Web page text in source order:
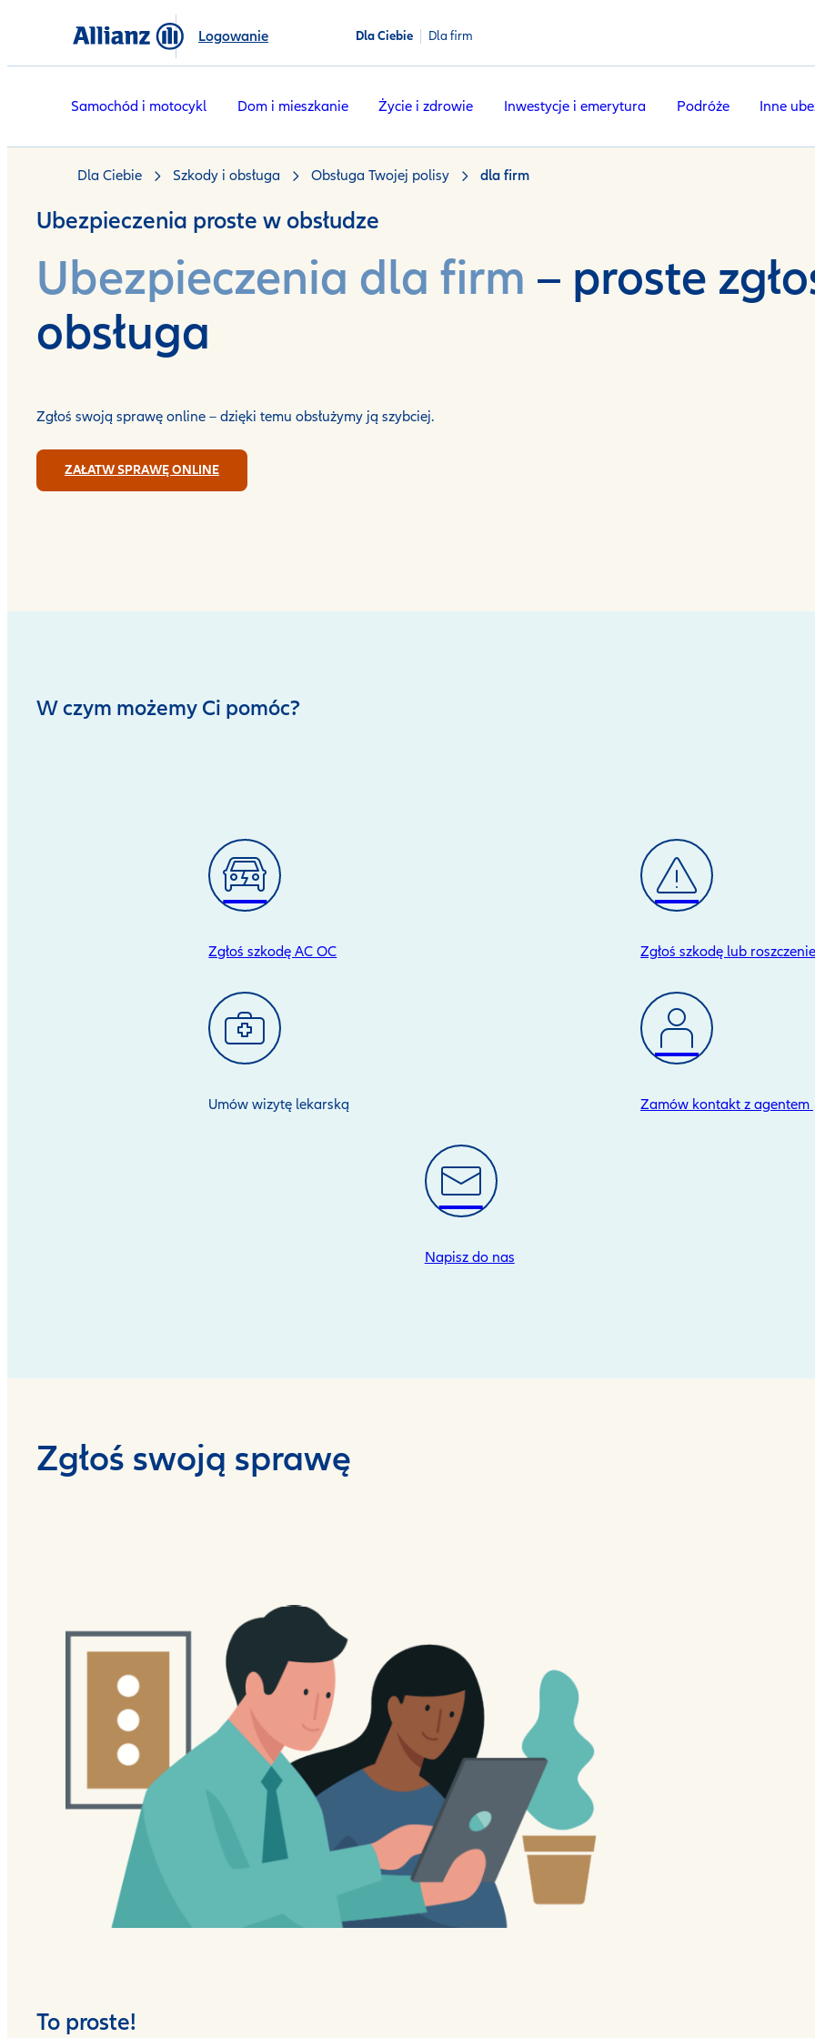
Logowanie Dla Ciebie Dla firm
Samochód i motocykl Dom i mieszkanie Życie i zdrowie Inwestycje i emerytura Podróże Inne
Dla Ciebie Szkody i obsługa Obsługa Twojej polisy dla firm
Ubezpieczenia proste w obsłudze
Ubezpieczenia dla firm – proste
obsługa
Zgłoś swoją sprawę online – dzięki temu obsłużymy ją szybciej.
ZAŁATW SPRAWĘ ONLINE
W czym możemy Ci pomóc?
Zgłoś szkodę AC OC Zgłoś szkodę lub roszczenie
Umów wizytę lekarską Zamów kontakt z agentem
Napisz do nas
Zgłoś swoją sprawę
To proste!